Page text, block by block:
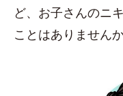
ど、お子さんのニ
ことはありません